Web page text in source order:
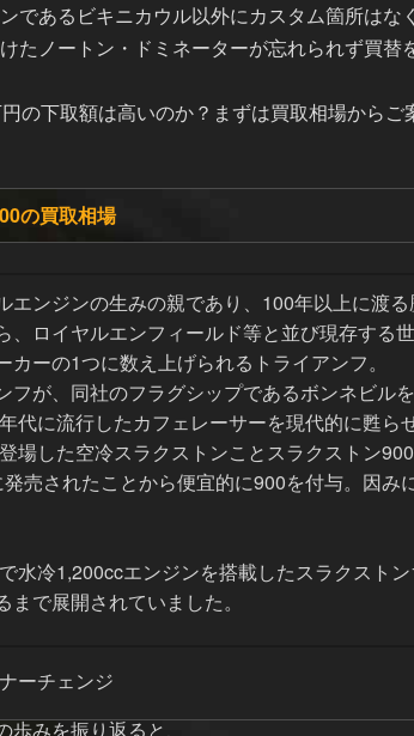
であるビキニカウル以外にカスタム箇所は
たノートン・ドミネーターが忘れられず買
の下取額は高いのか？まずは買取相場からご
の買取相場
エンジンの生みの親であり、100年以上に渡る
、ロイヤルエンフィールド等と並び現存する
カーの1つに数え上げられるトライアンフ。
フが、同社のフラグシップであるボンネビル
代に流行したカフェレーサーを現代的に甦ら
場した空冷スラクストンことスラクストン900
売されたことから便宜的に900を付与。因み
水冷1,200ccエンジンを搭載したスラクスト
まで展開されていました。
ーチェンジ
歩みを振り返ると、